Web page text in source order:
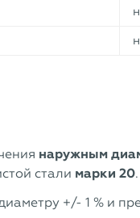
наружным
стали марки 20.
+/- 1 % и